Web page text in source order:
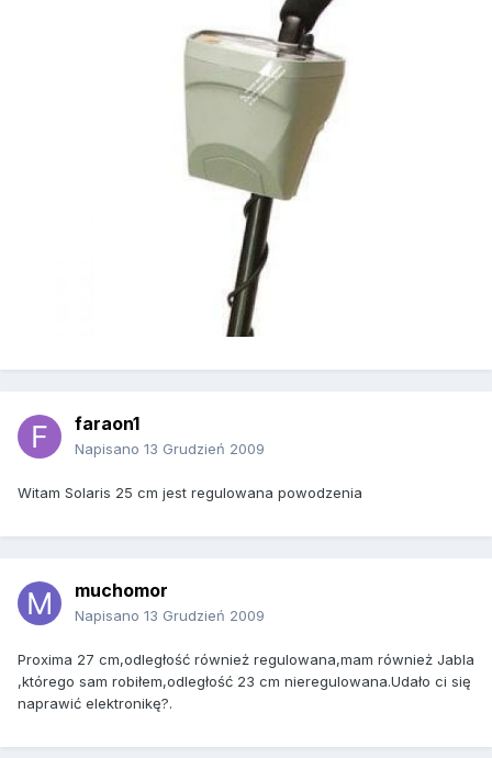
faraon1
Napisano 13 Grudzień 2009
Witam Solaris 25 cm jest regulowana powodzenia
muchomor
Napisano 13 Grudzień 2009
Proxima 27 cm,odległość również regulowana,mam również Jabla
,którego sam robiłem,odległość 23 cm nieregulowana.Udało ci się
naprawić elektronikę?.